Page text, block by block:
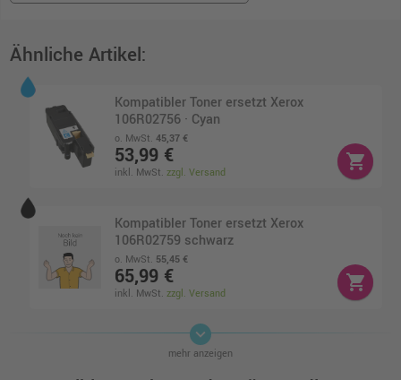
Ähnliche Artikel:
Kompatibler Toner ersetzt Xerox
106R02756 · Cyan
o. MwSt.45,37 €
53,99 €
inkl. MwSt.zzgl. Versand
shopping_cart
Kompatibler Toner ersetzt Xerox
106R02759 schwarz
o. MwSt. 55,45 €
65,99 €
inkl. MwSt.zzgl. Versand
shopping_cart
Kompatibler Toner ersetzt Xerox
106R02758 · Gelb
keyboard_arrow_down
mehr anzeigen